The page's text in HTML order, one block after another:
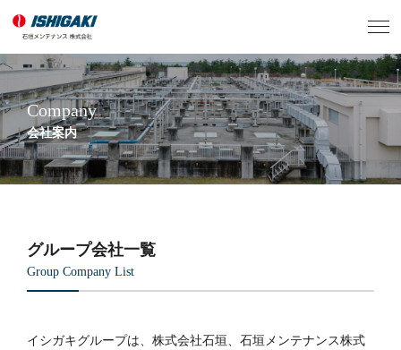
Company
会社案内
グループ会社一覧
Group Company List
イシガキグループは、株式会社石垣、石垣メンテナンス株式